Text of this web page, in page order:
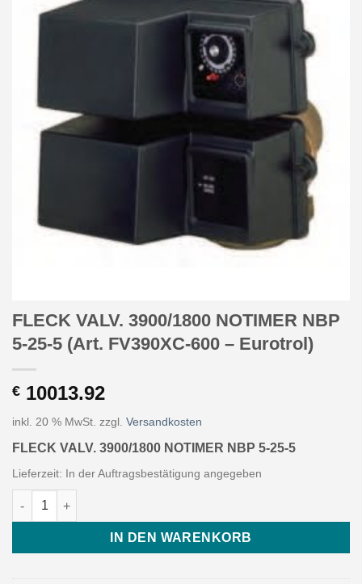
FLECK VALV. 3900/1800 NOTIMER NBP
5-25-5 (Art. FV390XC-600 – Eurotrol)
€ 10013.92
inkl. 20 % MwSt. zzgl. Versandkosten
FLECK VALV. 3900/1800 NOTIMER NBP 5-25-5
Lieferzeit: In der Auftragsbestätigung angegeben
FLECK VALV. 3900/1800 NOTIMER NBP 5-25-5 (Art. FV390XC-
IN DEN WARENKORB